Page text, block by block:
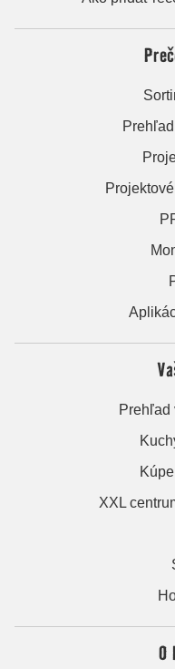
Prehľad
XXL
O